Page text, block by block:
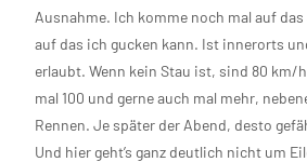
Ausnahme. Ich komme noch mal auf
auf das ich gucken kann. Ist innerorts
erlaubt. Wenn kein Stau ist, sind 80 km/
mal 100 und gerne auch mal mehr,
Rennen. Je später der Abend, desto
Und hier geht’s ganz deutlich nicht um